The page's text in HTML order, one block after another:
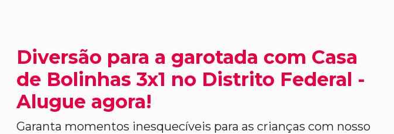
Diversão para a garotada com Casa
de Bolinhas 3x1 no Distrito Federal -
Alugue agora!
Garanta momentos inesquecíveis para as crianças com nosso